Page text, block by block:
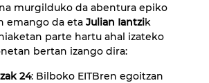
murgilduko da abentura epiko
emango da eta Julian Iantzik
parte hartu ahal izateko
bertan izango dira:
24: Bilboko EITBren egoitzan